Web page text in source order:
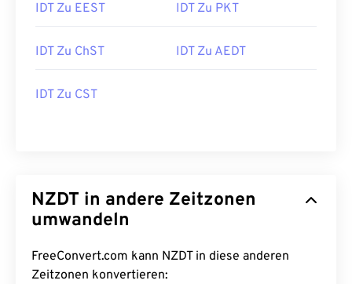
IDT Zu EEST IDT Zu PKT
IDT Zu ChST IDT Zu AEDT
IDT Zu CST
NZDT in andere Zeitzonen
umwandeln
FreeConvert.com kann NZDT in diese anderen
Zeitzonen konvertieren: